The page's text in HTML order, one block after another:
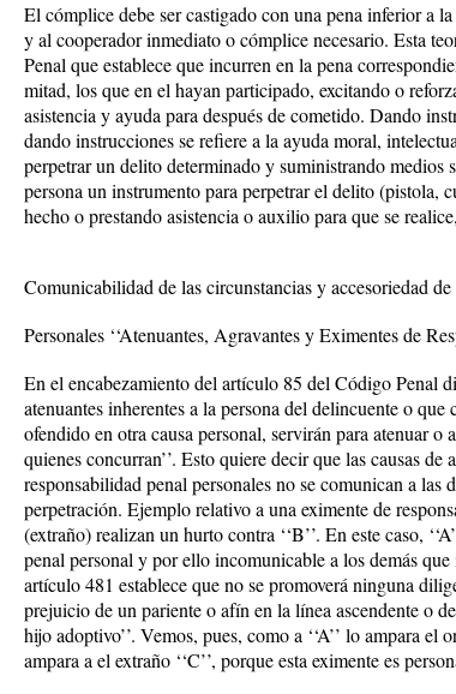
El cómplice debe ser castigado con una pena inferior a
y al cooperador inmediato o cómplice necesario. Esta
Penal que establece que incurren en la pena
mitad, los que en el hayan participado, excitando o
asistencia y ayuda para después de cometido. Dando
dando instrucciones se refiere a la ayuda moral,
perpetrar un delito determinado y suministrando medios
persona un instrumento para perpetrar el delito (pistola,
hecho o prestando asistencia o auxilio para que se
Comunicabilidad de las circunstancias y accesoriedad
Personales ‘‘Atenuantes, Agravantes y Eximentes de
En el encabezamiento del artículo 85 del Código Penal
atenuantes inherentes a la persona del delincuente o
ofendido en otra causa personal, servirán para atenuar
quienes concurran’’. Esto quiere decir que las causas
responsabilidad penal personales no se comunican a las
perpetración. Ejemplo relativo a una eximente de
(extraño) realizan un hurto contra ‘‘B’’. En este caso,
penal personal y por ello incomunicable a los demás
artículo 481 establece que no se promoverá ninguna
prejuicio de un pariente o afín en la línea ascendente o
hijo adoptivo’’. Vemos, pues, como a ‘‘A’’ lo ampara
ampara a el extraño ‘‘C’’, porque esta eximente es